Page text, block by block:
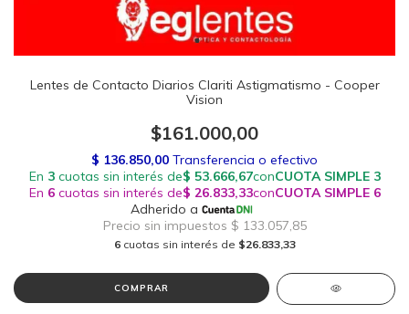
Lentes de Contacto Diarios Clariti Astigmatismo - Cooper
Vision
$161.000,00
6 cuotas sin interés de $26.833,33
COMPRAR